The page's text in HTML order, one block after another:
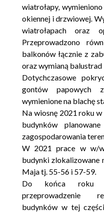
wiatrołapy,
okiennej i drzwiowej.
wiatrołapach oraz
Przeprowadzono
balkonów łącznie z
oraz wymianą balustrad
Dotychczasowe
gontów papowych
wymienione na blachę
Na wiosnę 2021 roku
budynków
zagospodarowania
W 2021 prace w w/
budynki zlokalizowane
Maja tj. 55-56 i 57-59.
Do końca roku
przeprowadzenie
budynków w tej